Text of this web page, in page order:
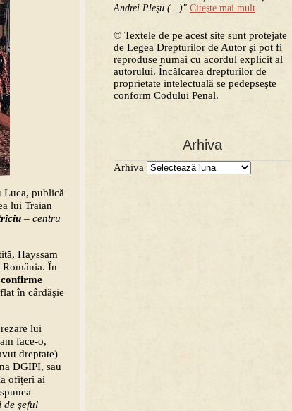
Andrei Pleşu (...)" Citeşte mai mult
© Textele de pe acest site sunt protejate
de Legea Drepturilor de Autor şi pot fi
reproduse numai cu acordul explicit al
autorului. Încălcarea drepturilor de
proprietate intelectuală se pedepseşte
conform Codului Penal.
Arhiva
Arhiva
publică
lui Traian
– centru
Hayssam
România. În
confirme
în cârdăşie
lui
face-o,
dreptate)
DGIPI, sau
ofiţeri ai
de şeful